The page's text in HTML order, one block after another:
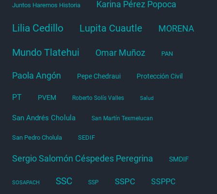
Juntos Haremos Historia Karina Pérez Popoca
Lilia Cedillo Lupita Cuautle MORENA
Mundo Tlatehui Omar Muñoz PAN
Paola Angón Pepe Chedraui Protección Civil
PT PVEM Roberto Solís Valles Salud
San Andrés Cholula San Martín Texmelucan
San Pedro Cholula SEDIF
Sergio Salomón Céspedes Peregrina SMDIF
SOSAPACH SSC SSP SSPC SSPPC